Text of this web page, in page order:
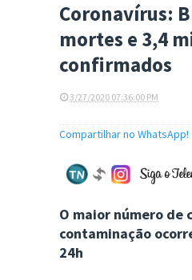
Coronavírus:
mortes e 3,4
confirmados
3/27/2020 07:36:00 PM
Compartilhar no WhatsApp!
O maior número de
contaminação
24h